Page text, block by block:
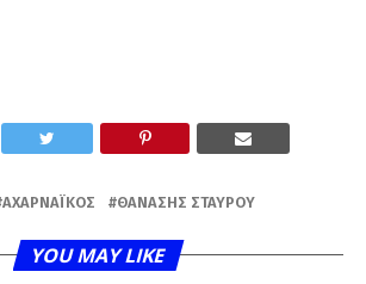
ΑΧΑΡΝΑΪΚΌΣ ΘΑΝΆΣΗΣ ΣΤΑΎΡΟΥ
YOU MAY LIKE